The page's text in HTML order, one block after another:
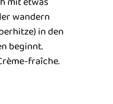
wandern
in den
beginnt.
fraîche.